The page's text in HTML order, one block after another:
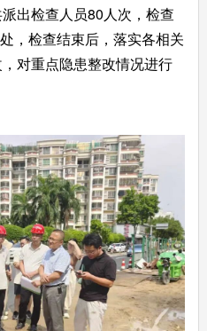
出检查人员80人次，检查
，检查结束后，落实各相关
对重点隐患整改情况进行